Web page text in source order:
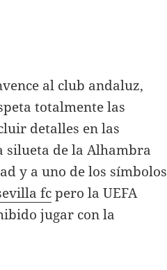
al club andaluz,
totalmente las
detalles en las
silueta de la Alhambra
y a uno de los símbolos
fcpero la UEFA
jugar con la